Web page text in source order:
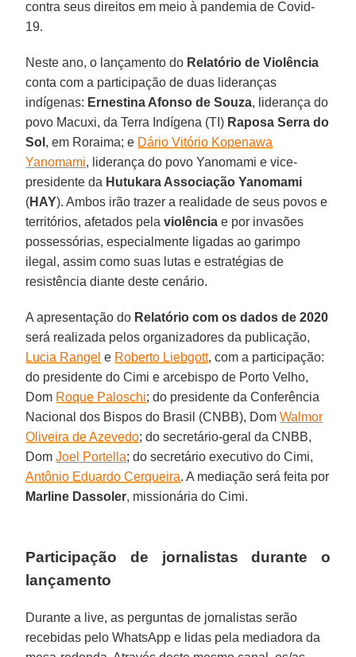
contra seus direitos em meio à pandemia de Covid-
19.
Neste ano, o lançamento do Relatório de Violência
conta com a participação de duas lideranças
indígenas: Ernestina Afonso de Souza, liderança do
povo Macuxi, da Terra Indígena (TI) Raposa Serra do
Sol , em Roraima; e Dário Vitório Kopenawa
Yanomami, liderança do povo Yanomami e vice-
presidente da Hutukara Associação Yanomami
(HAY). Ambos irão trazer a realidade de seus povos e
territórios, afetados pelaviolência e por invasões
possessórias, especialmente ligadas ao garimpo
ilegal, assim como suas lutas e estratégias de
resistência diante deste cenário.
A apresentação do Relatório com os dados de 2020
será realizada pelos organizadores da publicação,
Lucia Rangel e Roberto Liebgott, com a participação:
do presidente do Cimi e arcebispo de Porto Velho,
Dom Roque Paloschi; do presidente da Conferência
Nacional dos Bispos do Brasil (CNBB), DomWalmor
Oliveira de Azevedo; do secretário-geral da CNBB,
DomJoel Portella; do secretário executivo do Cimi,
Antônio Eduardo Cerqueira. A mediação será feita por
Marline Dassoler, missionária do Cimi.
Participação de jornalistas durante o
lançamento
Durante a live, as perguntas de jornalistas serão
recebidas pelo WhatsApp e lidas pela mediadora da